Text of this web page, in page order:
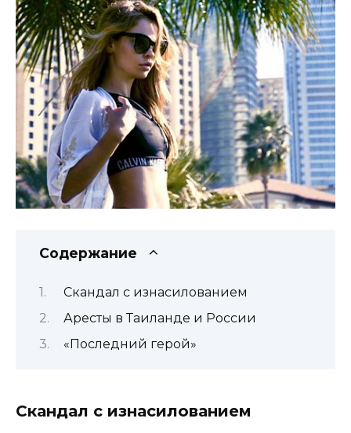
Содержание
Скандал с изнасилованием
Аресты в Таиланде и России
«Последний герой»
Скандал с изнасилованием